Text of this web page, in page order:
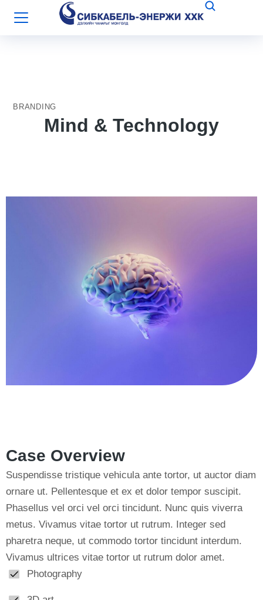
BRANDING
Mind & Technology
Case Overview
Suspendisse tristique vehicula ante tortor, ut auctor diam
ornare ut. Pellentesque et ex et dolor tempor suscipit.
Phasellus vel orci vel orci tincidunt. Nunc quis viverra
metus. Vivamus vitae tortor ut rutrum. Integer sed
pharetra neque, ut commodo tortor tincidunt interdum.
Vivamus ultrices vitae tortor ut rutrum dolor amet.
Photography